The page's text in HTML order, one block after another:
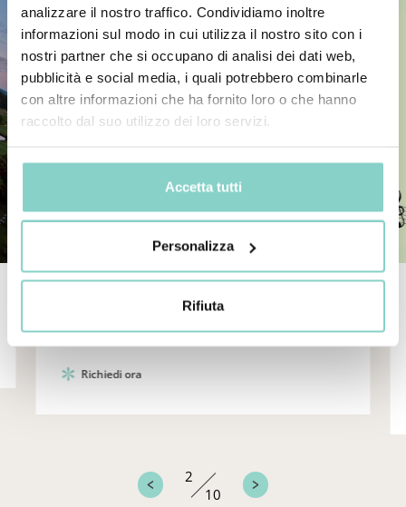
analizzare il nostro traffico. Condividiamo inoltre
informazioni sul modo in cui utilizza il nostro sito con i
nostri partner che si occupano di analisi dei dati web,
pubblicità e social media, i quali potrebbero combinarle
con altre informazioni che ha fornito loro o che hanno
raccolto dal suo utilizzo dei loro servizi.
Accetta tutti
Personalizza
Rifiuta
LUGLIO COL BENE CHE TI
VOGLIO
Richiedi ora
2
10